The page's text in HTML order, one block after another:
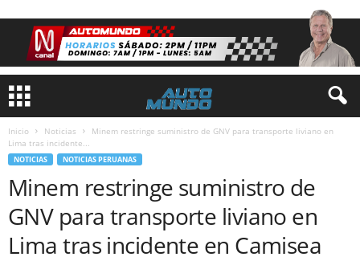
Inicio Noticias
Minem restringe suministro de GNV para transporte liviano en
Lima tras incidente...
NOTICIAS NOTICIAS PERUANAS
Minem restringe suministro de
GNV para transporte liviano en
Lima tras incidente en Camisea